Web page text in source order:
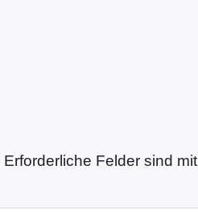
Erforderliche Felder sind mit